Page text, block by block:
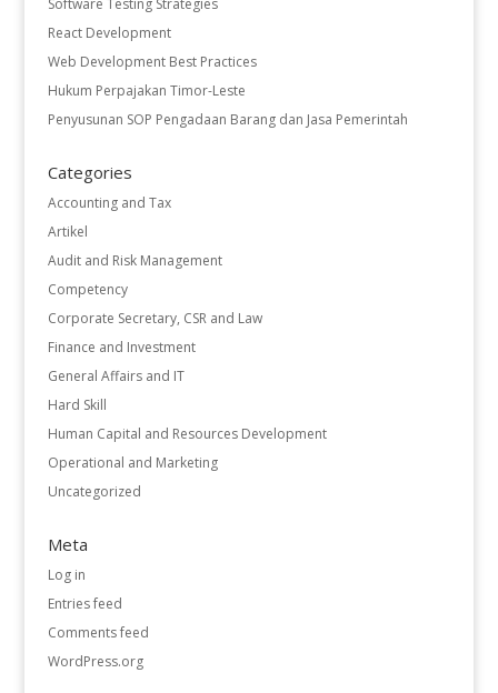
React Development
Web Development Best Practices
Hukum Perpajakan Timor-Leste
Penyusunan SOP Pengadaan Barang dan Jasa Pemerintah
Categories
Accounting and Tax
Artikel
Audit and Risk Management
Competency
Corporate Secretary, CSR and Law
Finance and Investment
General Affairs and IT
Hard Skill
Human Capital and Resources Development
Operational and Marketing
Uncategorized
Meta
Log in
Entries feed
Comments feed
WordPress.org